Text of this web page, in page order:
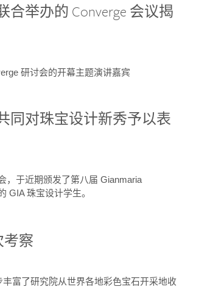
合举办的 Converge 会议揭
研讨会的开幕主题演讲嘉宾
同对珠宝设计新秀予以表
，于近期颁发了第八届 Gianmaria
GIA 珠宝设计学生。
考察
富了研究院从世界各地彩色宝石开采地收